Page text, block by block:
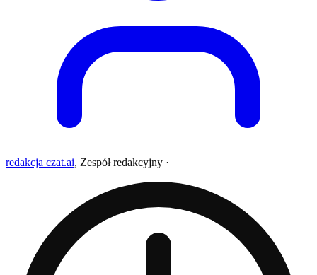
redakcja czat.ai, Zespół redakcyjny ·